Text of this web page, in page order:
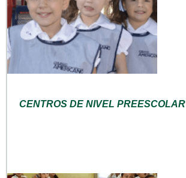
CENTROS DE NIVEL PREESCOLAR